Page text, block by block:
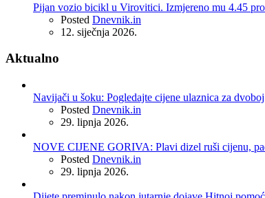
Pijan vozio bicikl u Virovitici. Izmjereno mu 4.45
Posted Dnevnik.in
12. siječnja 2026.
Aktualno
Navijači u šoku: Pogledajte cijene ulaznica za
Posted Dnevnik.in
29. lipnja 2026.
NOVE CIJENE GORIVA: Plavi dizel ruši cijenu,
Posted Dnevnik.in
29. lipnja 2026.